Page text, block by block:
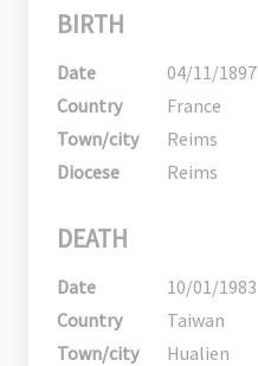
BIRTH
Date
04/11/1897
Country
France
Town/city
Reims
Diocese
Reims
DEATH
Date
10/01/1983
Country
Taiwan
Town/city
Hualien